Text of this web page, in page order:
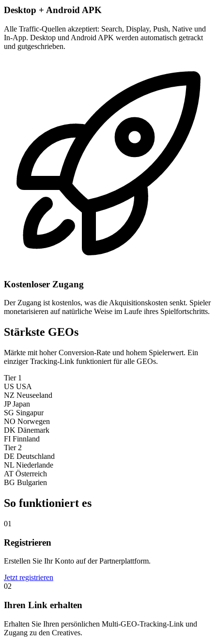
Desktop + Android APK
Alle Traffic-Quellen akzeptiert: Search, Display, Push, Native und
In-App. Desktop und Android APK werden automatisch getrackt
und gutgeschrieben.
Kostenloser Zugang
Der Zugang ist kostenlos, was die Akquisitionskosten senkt. Spieler
monetarisieren auf natürliche Weise im Laufe ihres Spielfortschritts.
Stärkste GEOs
Märkte mit hoher Conversion-Rate und hohem Spielerwert. Ein
einziger Tracking-Link funktioniert für alle GEOs.
Tier 1
US USA
NZ Neuseeland
JP Japan
SG Singapur
NO Norwegen
DK Dänemark
FI Finnland
Tier 2
DE Deutschland
NL Niederlande
AT Österreich
BG Bulgarien
So funktioniert es
01
Registrieren
Erstellen Sie Ihr Konto auf der Partnerplattform.
Jetzt registrieren
02
Ihren Link erhalten
Erhalten Sie Ihren persönlichen Multi-GEO-Tracking-Link und
Zugang zu den Creatives.